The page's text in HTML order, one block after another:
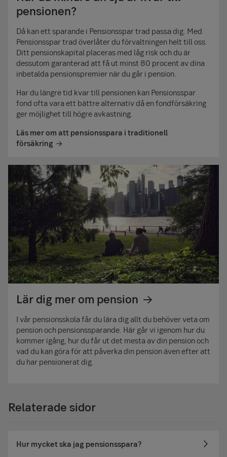
beräkningen utgår vi från att du har en tjänstepension via
din arbetsgivare. Om du saknar tjänstepension behöver
du spara mer för att komma upp till önskad pension.
*Den lön du har precis innan du går i pension.
Läs mer om hur mycket du ska spara till pensionen
pensionen?
Då kan ett sparande i Pensionsspar trad passa dig. Med
Pensionsspar trad överlåter du förvaltningen helt till oss.
Ditt pensionskapital placeras med låg risk och du är
dessutom garanterad att få ut minst 80 procent av dina
inbetalda pensionspremier när du går i pension.
Har du längre tid kvar till pensionen kan Pensionsspar
fond ofta vara ett bättre alternativ då en fondförsäkring
ger möjlighet till högre avkastning.
Läs mer om att pensionsspara i traditionell
försäkring
Lär dig mer om pension
I vår pensionsskola får du lära dig allt du behöver veta om
pension och pensionssparande. Här går vi igenom hur du
kommer igång, hur du får ut det mesta av din pension och
vad du kan göra för att påverka din pension även efter att
du har pensionerat dig.
Relaterade sidor
Hur mycket ska jag pensionsspara?